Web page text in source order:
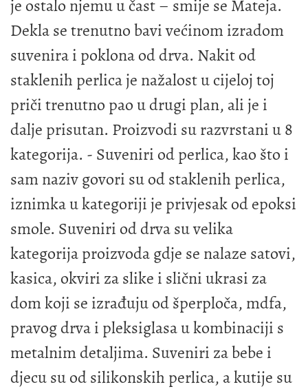
je ostalo njemu u čast – smije se Mateja.
Dekla se trenutno bavi većinom izradom
suvenira i poklona od drva. Nakit od
staklenih perlica je nažalost u cijeloj toj
priči trenutno pao u drugi plan, ali je i
dalje prisutan. Proizvodi su razvrstani u 8
kategorija. - Suveniri od perlica, kao što i
sam naziv govori su od staklenih perlica,
iznimka u kategoriji je privjesak od epoksi
smole. Suveniri od drva su velika
kategorija proizvoda gdje se nalaze satovi,
kasica, okviri za slike i slični ukrasi za
dom koji se izrađuju od šperploča, mdfa,
pravog drva i pleksiglasa u kombinaciji s
metalnim detaljima. Suveniri za bebe i
djecu su od silikonskih perlica, a kutije su